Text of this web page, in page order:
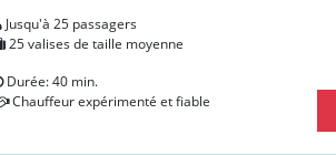
Jusqu'à 25 passagers
25 valises de taille moyenne
Durée: 40 min.
Chauffeur expérimenté et fiable